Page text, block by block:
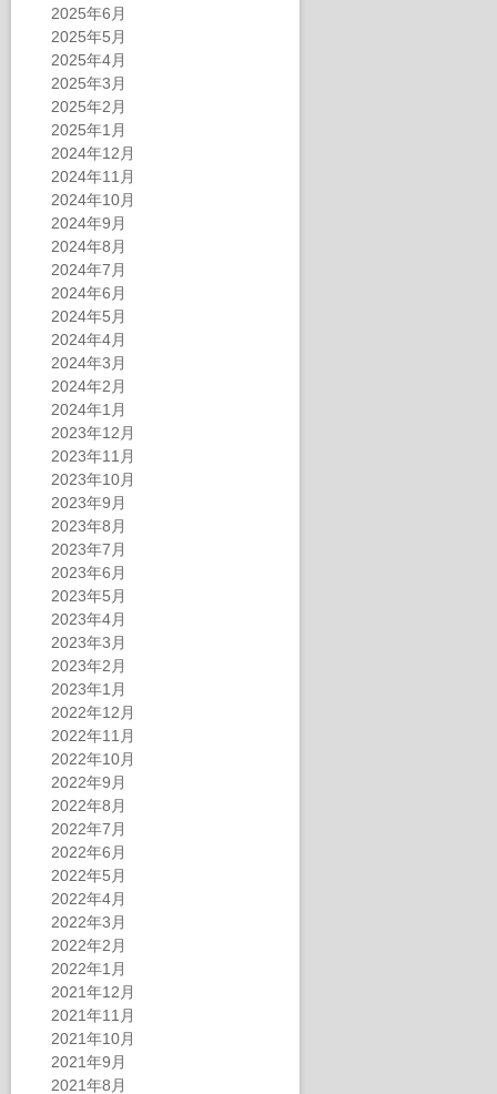
2025年6月
2025年5月
2025年4月
2025年3月
2025年2月
2025年1月
2024年12月
2024年11月
2024年10月
2024年9月
2024年8月
2024年7月
2024年6月
2024年5月
2024年4月
2024年3月
2024年2月
2024年1月
2023年12月
2023年11月
2023年10月
2023年9月
2023年8月
2023年7月
2023年6月
2023年5月
2023年4月
2023年3月
2023年2月
2023年1月
2022年12月
2022年11月
2022年10月
2022年9月
2022年8月
2022年7月
2022年6月
2022年5月
2022年4月
2022年3月
2022年2月
2022年1月
2021年12月
2021年11月
2021年10月
2021年9月
2021年8月